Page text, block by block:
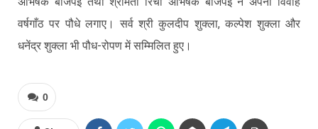
वर्षगाँठ पर पौधे लगाए। सर्व श्री कुलदीप शुक्ला, कल्पेश शुक्ला और
धनेंद्र शुक्ला भी पौध-रोपण में सम्मिलित हुए।
0